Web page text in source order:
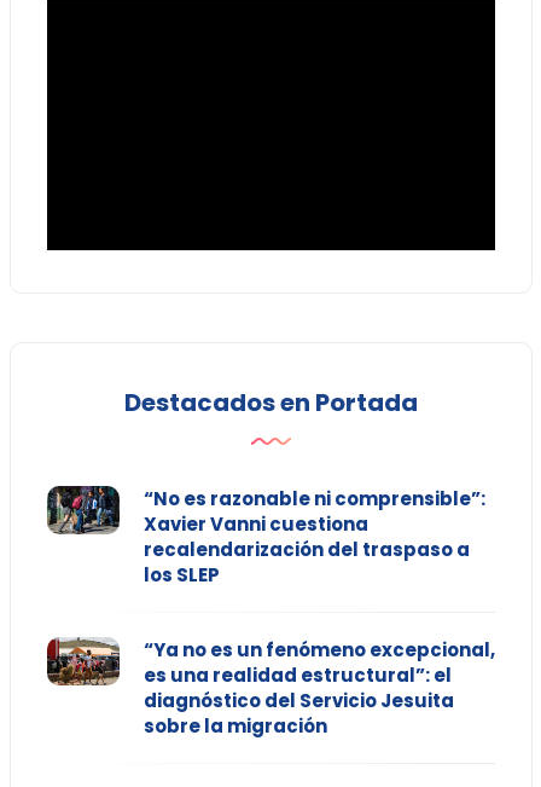
Destacados en Portada
“No es razonable ni comprensible”:
Xavier Vanni cuestiona
recalendarización del traspaso a
los SLEP
“Ya no es un fenómeno excepcional,
es una realidad estructural”: el
diagnóstico del Servicio Jesuita
sobre la migración